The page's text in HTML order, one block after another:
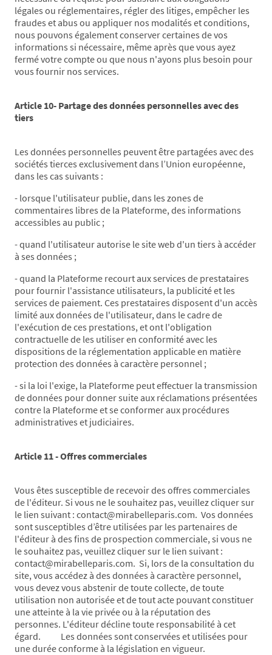
légales ou réglementaires, régler des litiges, empêcher les
fraudes et abus ou appliquer nos modalités et conditions,
nous pouvons également conserver certaines de vos
informations si nécessaire, même après que vous ayez
fermé votre compte ou que nous n'ayons plus besoin pour
vous fournir nos services.
Article 10- Partage des données personnelles avec des
tiers
Les données personnelles peuvent être partagées avec des
sociétés tierces exclusivement dans l’Union européenne,
dans les cas suivants :
- lorsque l'utilisateur publie, dans les zones de
commentaires libres de la Plateforme, des informations
accessibles au public ;
- quand l'utilisateur autorise le site web d'un tiers à accéder
à ses données ;
- quand la Plateforme recourt aux services de prestataires
pour fournir l'assistance utilisateurs, la publicité et les
services de paiement. Ces prestataires disposent d'un accès
limité aux données de l'utilisateur, dans le cadre de
l'exécution de ces prestations, et ont l'obligation
contractuelle de les utiliser en conformité avec les
dispositions de la réglementation applicable en matière
protection des données à caractère personnel ;
- si la loi l'exige, la Plateforme peut effectuer la transmission
de données pour donner suite aux réclamations présentées
contre la Plateforme et se conformer aux procédures
administratives et judiciaires.
Article 11 - Offres commerciales
Vous êtes susceptible de recevoir des offres commerciales
de l'éditeur. Si vous ne le souhaitez pas, veuillez cliquer sur
le lien suivant : contact@mirabelleparis.com. Vos données
sont susceptibles d’être utilisées par les partenaires de
l'éditeur à des fins de prospection commerciale, si vous ne
le souhaitez pas, veuillez cliquer sur le lien suivant :
contact@mirabelleparis.com. Si, lors de la consultation du
site, vous accédez à des données à caractère personnel,
vous devez vous abstenir de toute collecte, de toute
utilisation non autorisée et de tout acte pouvant constituer
une atteinte à la vie privée ou à la réputation des
personnes. L'éditeur décline toute responsabilité à cet
égard. Les données sont conservées et utilisées pour
une durée conforme à la législation en vigueur.